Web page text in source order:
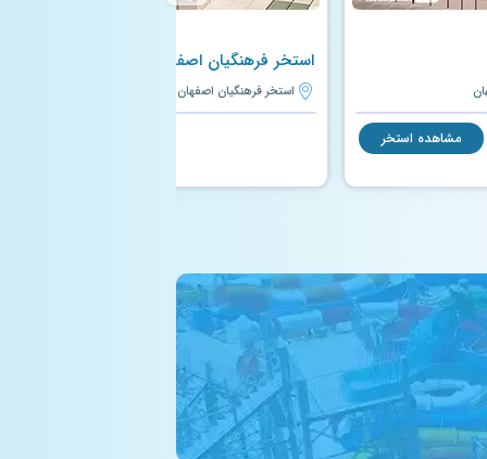
مشاهده استخر
استخر فرهنگیان اصفهان
استخر فرهنگیان اصفهان | اصفهان